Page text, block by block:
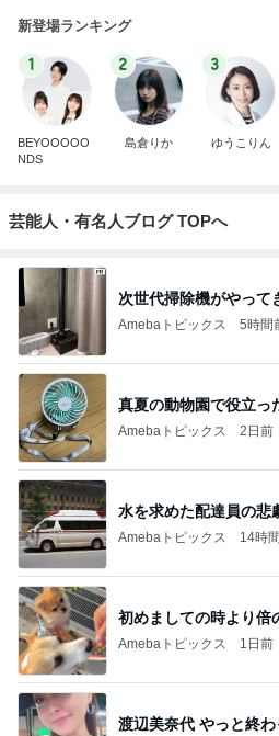
新登場ランキング
1
BEYOOOOO
NDS
2
島倉りか
3
ゆうこりん
芸能人・有名人ブログ TOPへ
次世代掃除機がやって
Amebaトピックス 5時間
真夏の動物園で役立っ
Amebaトピックス 2日前
水を求めた配達員の悲
Amebaトピックス 14時
初めましての時より倍
Amebaトピックス 1日前
渡辺美奈代 やっと終